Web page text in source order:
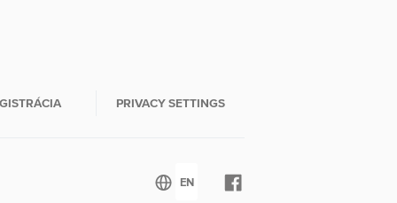
PRIVACY SETTINGS